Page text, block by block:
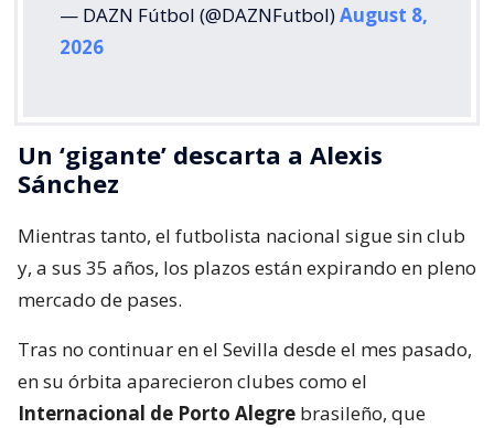
— DAZN Fútbol (@DAZNFutbol)August 8,
2026
Un ‘gigante’ descarta a Alexis
Sánchez
Mientras tanto, el futbolista nacional sigue sin club
y, a sus 35 años, los plazos están expirando en pleno
mercado de pases.
Tras no continuar en el Sevilla desde el mes pasado,
en su órbita aparecieron clubes como el
Internacional de Porto Alegre brasileño, que